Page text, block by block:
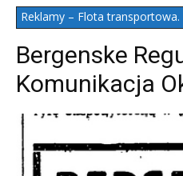
Reklamy – Flota
Bergenske
Komunikacja